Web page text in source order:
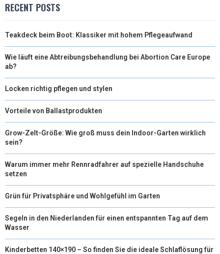
RECENT POSTS
Teakdeck beim Boot: Klassiker mit hohem Pflegeaufwand
Wie läuft eine Abtreibungsbehandlung bei Abortion Care Europe
ab?
Locken richtig pflegen und stylen
Vorteile von Ballastprodukten
Grow-Zelt-Größe: Wie groß muss dein Indoor-Garten wirklich
sein?
Warum immer mehr Rennradfahrer auf spezielle Handschuhe
setzen
Grün für Privatsphäre und Wohlgefühl im Garten
Segeln in den Niederlanden für einen entspannten Tag auf dem
Wasser
Kinderbetten 140×190 – So finden Sie die ideale Schlaflösung für